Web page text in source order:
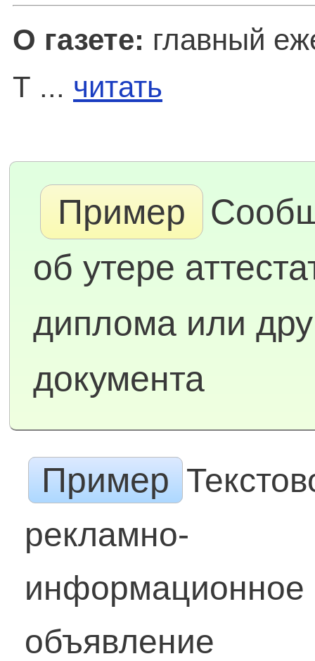
О газете: главный
Т ... читать
Пример
об утере
диплома или
документа
Пример
рекламно-
информационное
объявление